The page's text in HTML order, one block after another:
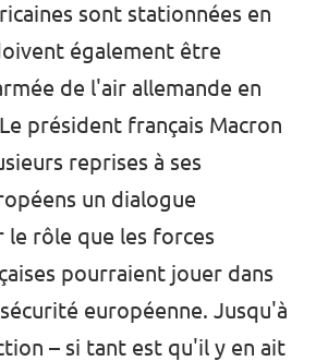
sont stationnées en
également être
de l'air allemande en
président français Macron
reprises à ses
un dialogue
le rôle que les forces
pourraient jouer dans
européenne. Jusqu'à
– si tant est qu'il y en ait